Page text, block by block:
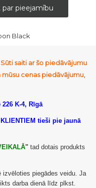
Black
saiti ar šo piedāvājumu
cenas piedāvājumu,
K-4, Rīgā
tieši pie jaunā
" tad dotais produkts
piegādes veidu. Ja
darba dienā līdz plkst.